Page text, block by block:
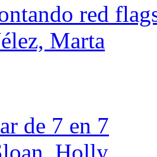
red
Marta
de 7 en 7
Holly